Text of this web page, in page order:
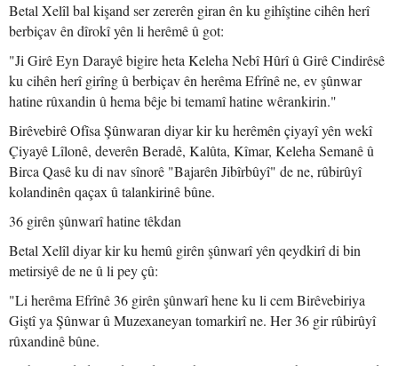
Betal Xelîl bal kişand ser zererên giran ên ku gihîştine cihên herî
berbiçav ên dîrokî yên li herêmê û got:
"Ji Girê Eyn Darayê bigire heta Keleha Nebî Hûrî û Girê Cindirêsê
ku cihên herî girîng û berbiçav ên herêma Efrînê ne, ev şûnwar
hatine rûxandin û hema bêje bi temamî hatine wêrankirin."
Birêvebirê Ofîsa Şûnwaran diyar kir ku herêmên çiyayî yên wekî
Çiyayê Lîlonê, deverên Beradê, Kalûta, Kîmar, Keleha Semanê û
Birca Qasê ku di nav sînorê "Bajarên Jibîrbûyî" de ne, rûbirûyî
kolandinên qaçax û talankirinê bûne.
36 girên şûnwarî hatine têkdan
Betal Xelîl diyar kir ku hemû girên şûnwarî yên qeydkirî di bin
metirsiyê de ne û li pey çû:
"Li herêma Efrînê 36 girên şûnwarî hene ku li cem Birêvebiriya
Giştî ya Şûnwar û Muzexaneyan tomarkirî ne. Her 36 gir rûbirûyî
rûxandinê bûne.